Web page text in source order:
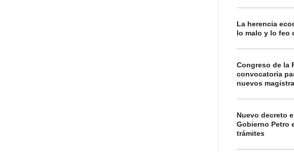
La herencia
lo malo y lo feo
Congreso de la
convocatoria
nuevos
Nuevo decreto
Gobierno Petro
trámites